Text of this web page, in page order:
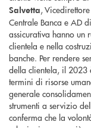
Salvetta,
Centrale Banca e AD
assicurativa hanno un
clientela e nella
banche. Per rendere
della clientela, il 2023
termini di risorse
generale
strumenti a servizio
conferma che la